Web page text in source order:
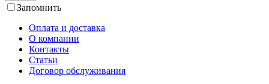
Запомнить
Оплата и доставка
О компании
Контакты
Статьи
Договор обслуживания